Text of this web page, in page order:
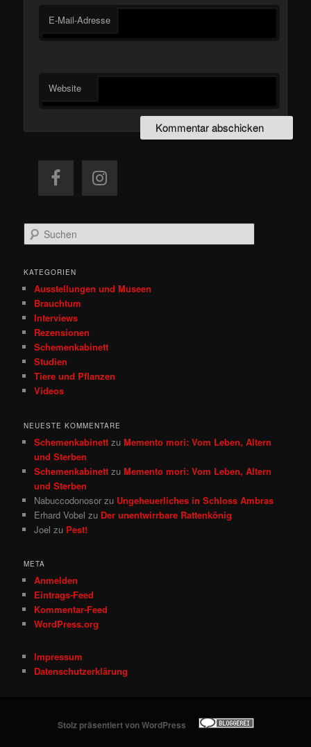
E-Mail-Adresse
Website
u
h
KATEGORIEN
Ausstellungen und Museen
Brauchtum
Interviews
Rezensionen
Schemenkabinett
Studien
Tiere und Pflanzen
Videos
NEUESTE KOMMENTARE
Schemenkabinett zuMemento mori: Vom Leben, Altern
und Sterben
Schemenkabinett zuMemento mori: Vom Leben, Altern
und Sterben
Nabuccodonosor zu Ungeheuerliches in Schloss Ambras
Erhard Vobel zu Der unentwirrbare Rattenkönig
Joel zu Pest!
META
Anmelden
Eintrags-Feed
Kommentar-Feed
WordPress.org
Impressum
Datenschutzerklärung
Stolz präsentiert von WordPress